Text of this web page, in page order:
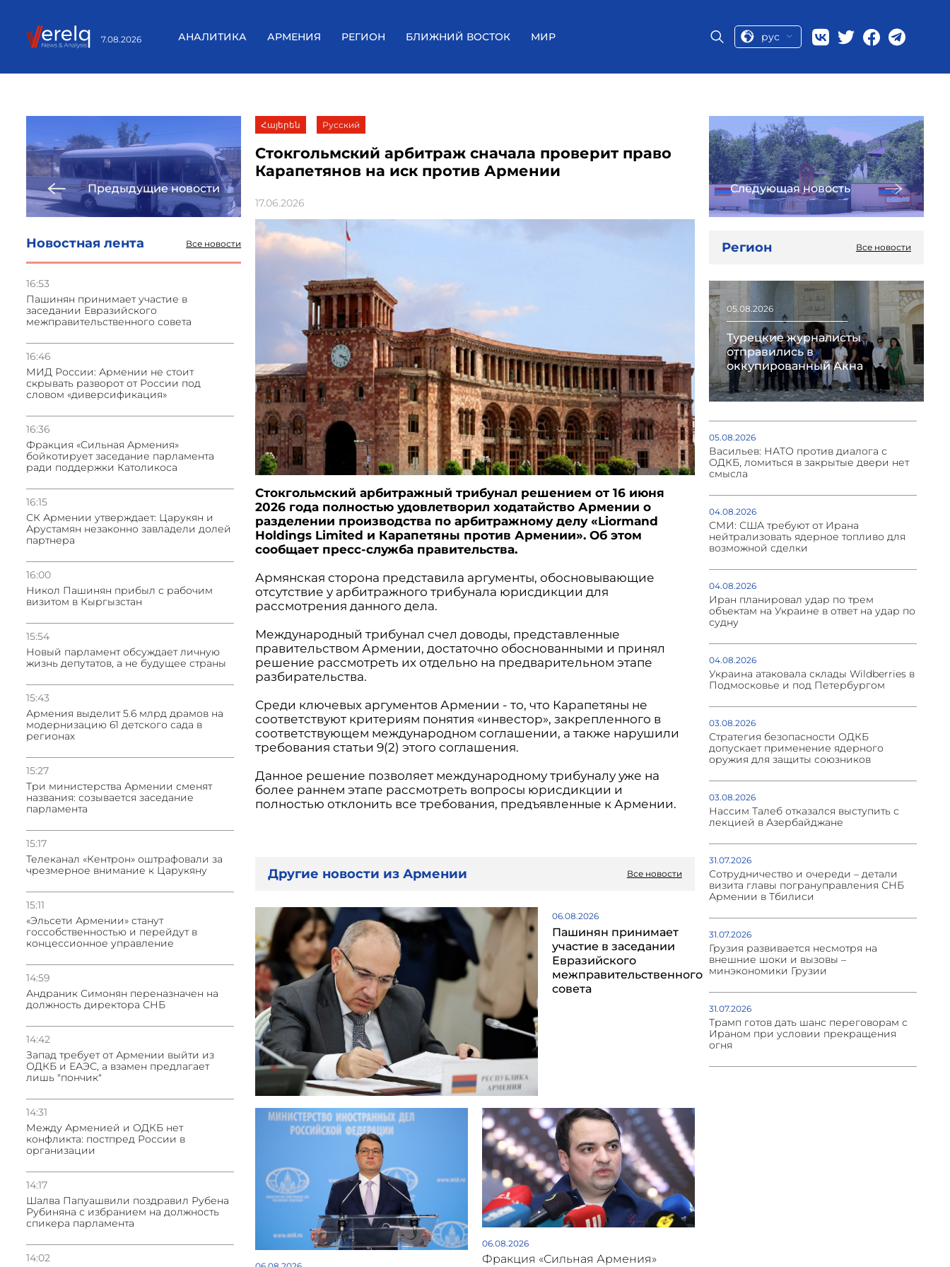
7.08.2026 АНАЛИТИКА АРМЕНИЯ РЕГИОН БЛИЖНИЙ ВОСТОК МИР рус
Предыдущие новости
Новостная лента Все новости
16:53
Пашинян принимает участие в
заседании Евразийского
межправительственного совета
16:46
МИД России: Армении не стоит
скрывать разворот от России под
словом «диверсификация»
16:36
Фракция «Сильная Армения»
бойкотирует заседание парламента
ради поддержки Католикоса
16:15
СК Армении утверждает: Царукян и
Арустамян незаконно завладели долей
партнера
16:00
Никол Пашинян прибыл с рабочим
визитом в Кыргызстан
15:54
Новый парламент обсуждает личную
жизнь депутатов, а не будущее страны
15:43
Армения выделит 5.6 млрд драмов на
модернизацию 61 детского сада в
регионах
15:27
Три министерства Армении сменят
названия: созывается заседание
парламента
15:17
Телеканал «Кентрон» оштрафовали за
чрезмерное внимание к Царукяну
15:11
«Эльсети Армении» станут
госсобственностью и перейдут в
концессионное управление
14:59
Андраник Симонян переназначен на
должность директора СНБ
14:42
Запад требует от Армении выйти из
ОДКБ и ЕАЭС, а взамен предлагает
лишь "пончик"
14:31
Между Арменией и ОДКБ нет
конфликта: постпред России в
организации
14:17
Шалва Папуашвили поздравил Рубена
Рубиняна с избранием на должность
спикера парламента
14:02
Հայերեն Русский
Стокгольмский арбитраж сначала проверит право
Карапетянов на иск против Армении
17.06.2026
Стокгольмский арбитражный трибунал решением от 16 июня
2026 года полностью удовлетворил ходатайство Армении о
разделении производства по арбитражному делу «Liormand
Holdings Limited и Карапетяны против Армении». Об этом
сообщает пресс-служба правительства.
Армянская сторона представила аргументы, обосновывающие
отсутствие у арбитражного трибунала юрисдикции для
рассмотрения данного дела.
Международный трибунал счел доводы, представленные
правительством Армении, достаточно обоснованными и принял
решение рассмотреть их отдельно на предварительном этапе
разбирательства.
Среди ключевых аргументов Армении - то, что Карапетяны не
соответствуют критериям понятия «инвестор», закрепленного в
соответствующем международном соглашении, а также нарушили
требования статьи 9(2) этого соглашения.
Данное решение позволяет международному трибуналу уже на
более раннем этапе рассмотреть вопросы юрисдикции и
полностью отклонить все требования, предъявленные к Армении.
Другие новости из Армении Все новости
06.08.2026
Пашинян принимает
участие в заседании
Евразийского
межправительственного
совета
06.08.2026
Фракция «Сильная Армения»
Следующая новость
Регион Все новости
05.08.2026
Турецкие журналисты
отправились в
оккупированный Акна
05.08.2026
Васильев: НАТО против диалога с
ОДКБ, ломиться в закрытые двери нет
смысла
04.08.2026
СМИ: США требуют от Ирана
нейтрализовать ядерное топливо для
возможной сделки
04.08.2026
Иран планировал удар по трем
объектам на Украине в ответ на удар по
судну
04.08.2026
Украина атаковала склады Wildberries в
Подмосковье и под Петербургом
03.08.2026
Стратегия безопасности ОДКБ
допускает применение ядерного
оружия для защиты союзников
03.08.2026
Нассим Талеб отказался выступить с
лекцией в Азербайджане
31.07.2026
Сотрудничество и очереди – детали
визита главы погрануправления СНБ
Армении в Тбилиси
31.07.2026
Грузия развивается несмотря на
внешние шоки и вызовы –
минэкономики Грузии
31.07.2026
Трамп готов дать шанс переговорам с
Ираном при условии прекращения
огня